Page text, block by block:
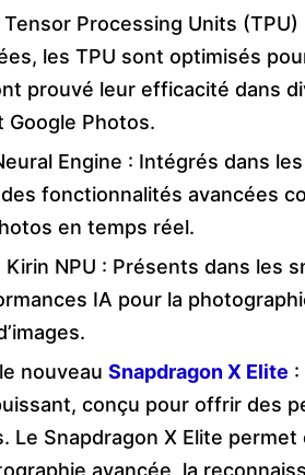
Processing Units
les TPU sont optimisés
prouvé leur efficacité dans
Google Photos.
Engine : Intégrés dans
fonctionnalités avancées
en temps réel.
Kirin NPU : Présents dans les
IA pour la
nouveau Snapdragon X Elite :
conçu pour offrir des
Le Snapdragon X Elite
avancée, la